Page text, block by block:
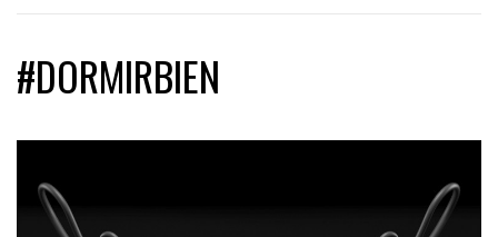
#DORMIRBIEN